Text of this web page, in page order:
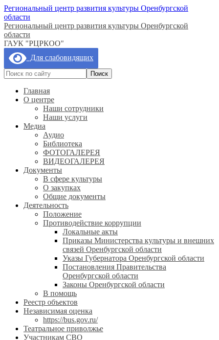
Региональный центр развития культуры Оренбургской
области
Региональный центр развития культуры Оренбургской
области
ГАУК "РЦРКОО"
Для слабовидящих
Главная
О центре
Наши сотрудники
Наши услуги
Медиа
Аудио
Библиотека
ФОТОГАЛЕРЕЯ
ВИДЕОГАЛЕРЕЯ
Документы
В сфере культуры
О закупках
Общие документы
Деятельность
Положение
Противодействие коррупции
Локальные акты
Приказы Министерства культуры и внешних
связей Оренбургской области
Указы Губернатора Оренбургской области
Постановления Правительства
Оренбургской области
Законы Оренбургской области
В помощь
Реестр объектов
Независимая оценка
https://bus.gov.ru/
Театральное приволжье
Участникам СВО